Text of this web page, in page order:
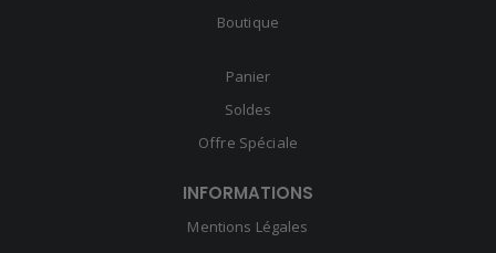
Boutique
Panier
Soldes
Offre Spéciale
INFORMATIONS
Mentions Légales